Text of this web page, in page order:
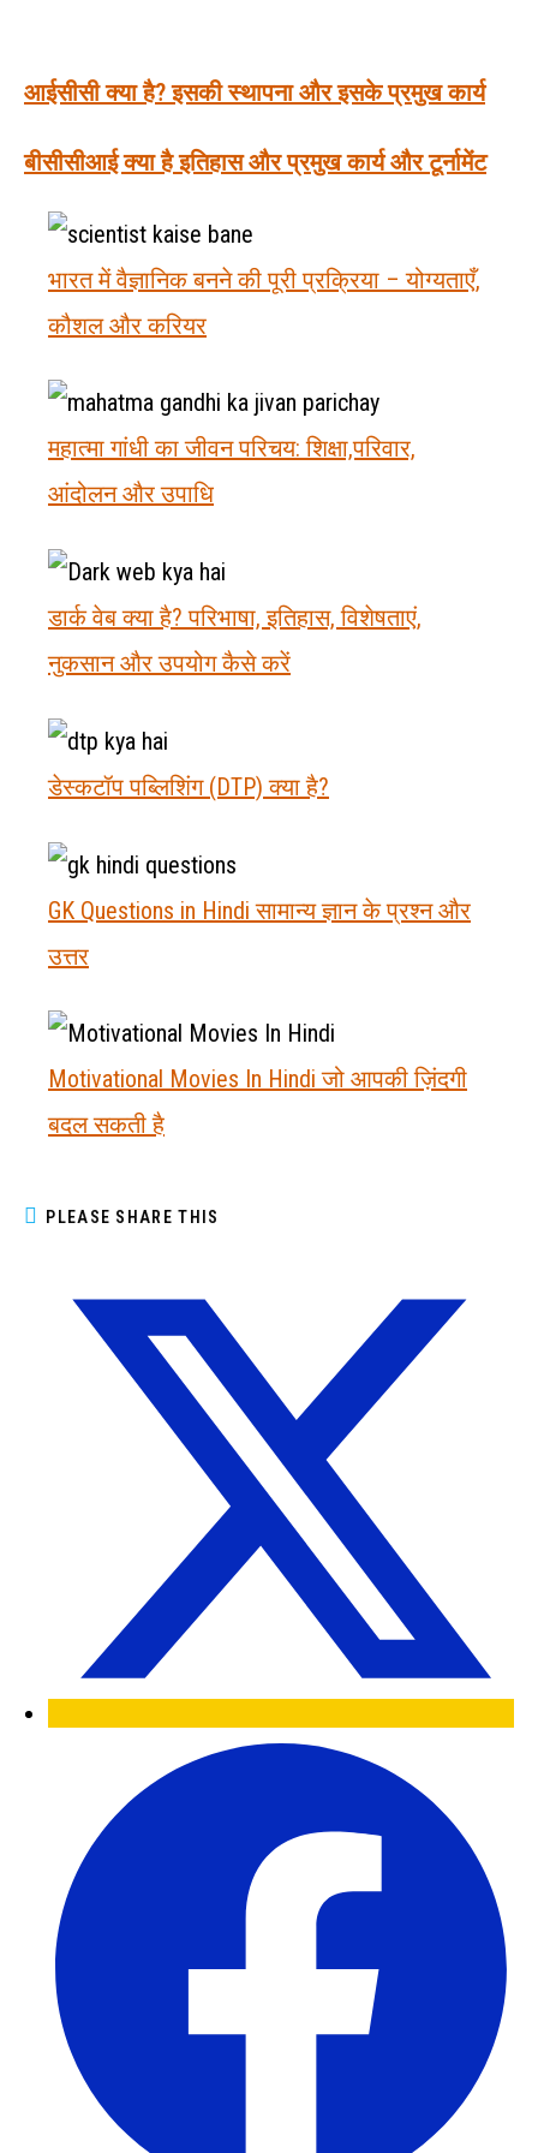
आईसीसी क्या है? इसकी स्थापना और इसके प्रमुख कार्य
बीसीसीआई क्या है इतिहास और प्रमुख कार्य और टूर्नामेंट
भारत में वैज्ञानिक बनने की पूरी प्रक्रिया – योग्यताएँ,
कौशल और करियर
महात्मा गांधी का जीवन परिचय: शिक्षा,परिवार,
आंदोलन और उपाधि
डार्क वेब क्या है? परिभाषा, इतिहास, विशेषताएं,
नुकसान और उपयोग कैसे करें
डेस्कटॉप पब्लिशिंग (DTP) क्या है?
GK Questions in Hindi सामान्य ज्ञान के प्रश्न और
उत्तर
Motivational Movies In Hindi जो आपकी ज़िंदगी
बदल सकती है
PLEASE SHARE THIS